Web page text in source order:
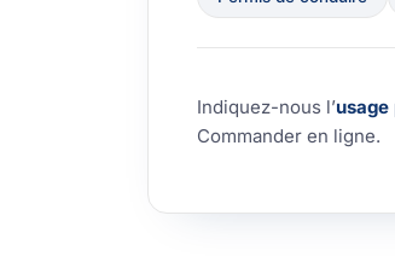
Indiquez-nous l’usage
Commander en ligne.